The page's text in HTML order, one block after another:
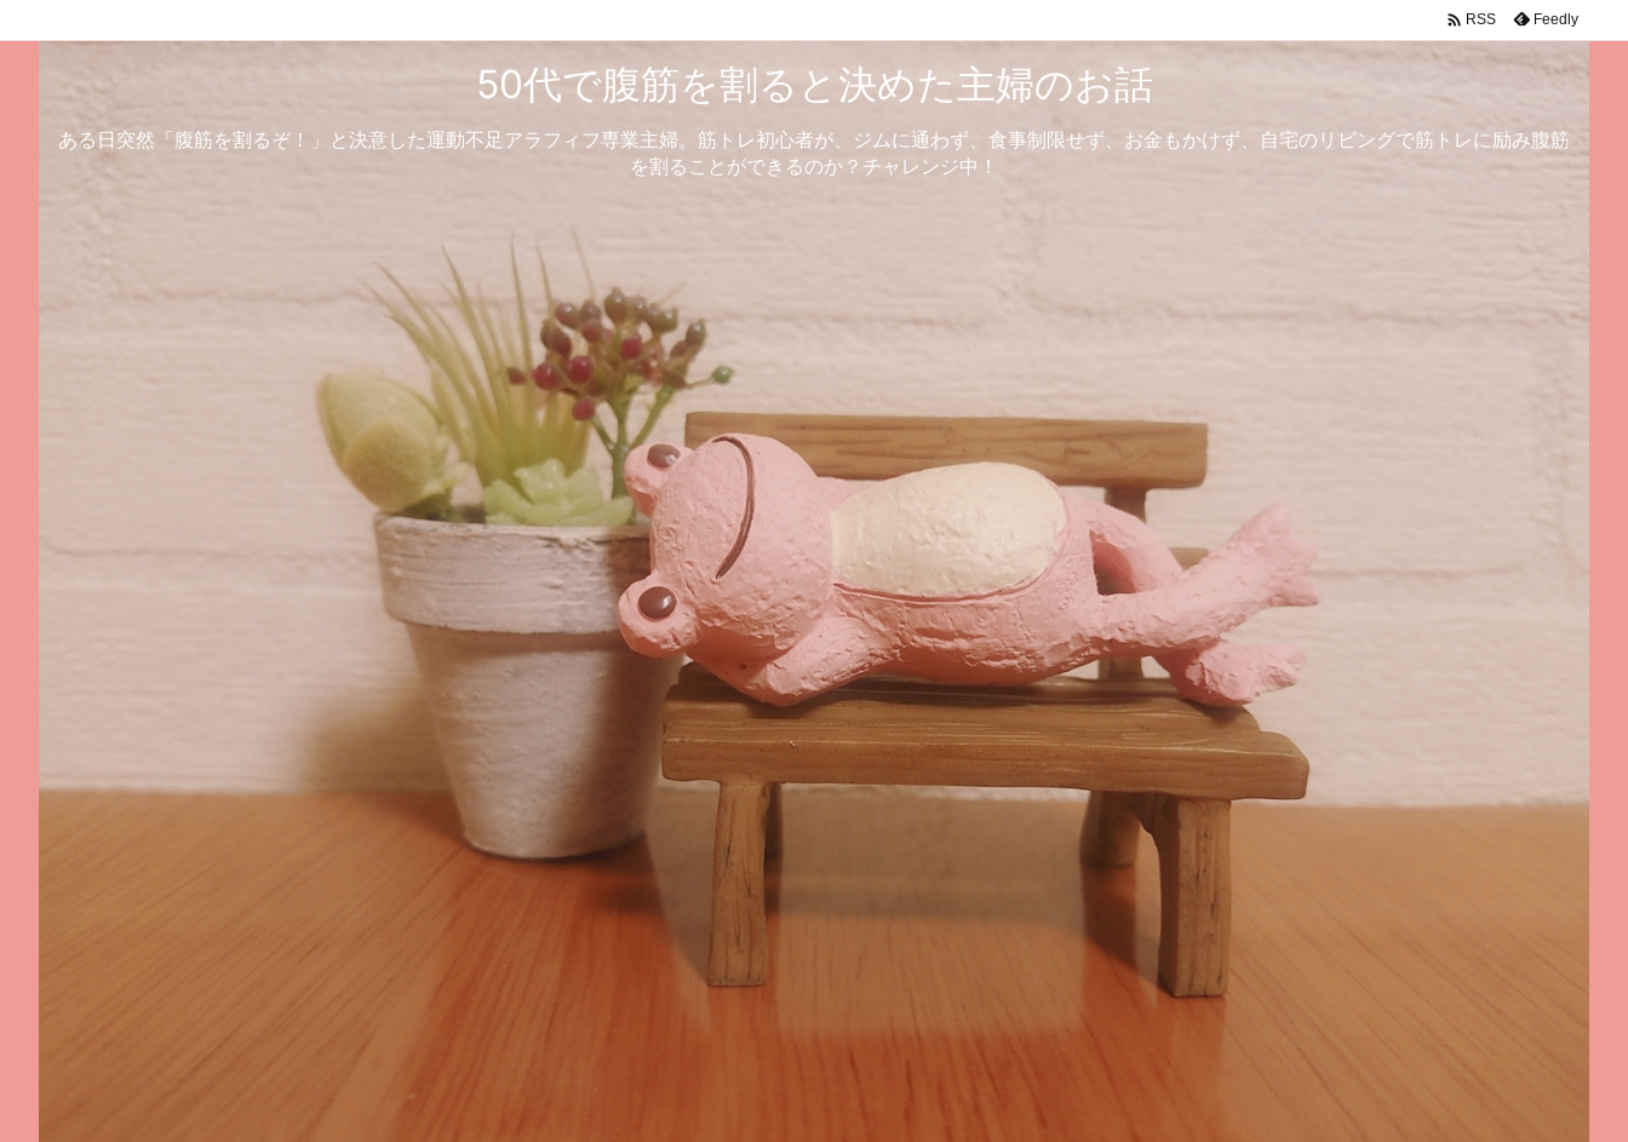
50代で腹筋を割ると決めた主婦のお話
ある日突然「腹筋を割るぞ！」と決意した運動不足アラフィフ専業主婦。筋トレ初心者が、ジムに通わず、食事制限せず、お金もかけず、自宅のリビングで筋トレに励み腹筋
を割ることができるのか？チャレンジ中！
 RSS Feedly